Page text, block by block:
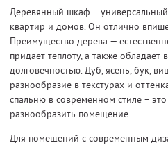
Деревянный шкаф –
квартир и домов. Он отлично
Преимущество дерева —
придает теплоту, а также
долговечностью. Дуб, ясень, бук,
разнообразие в текстурах и
спальню в современном стиле –
разнообразить помещение.
Для помещений с современным